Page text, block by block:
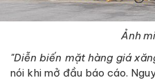
Ảnh
"Diễn biến mặt hàng giá
nói khi mở đầu báo cáo.